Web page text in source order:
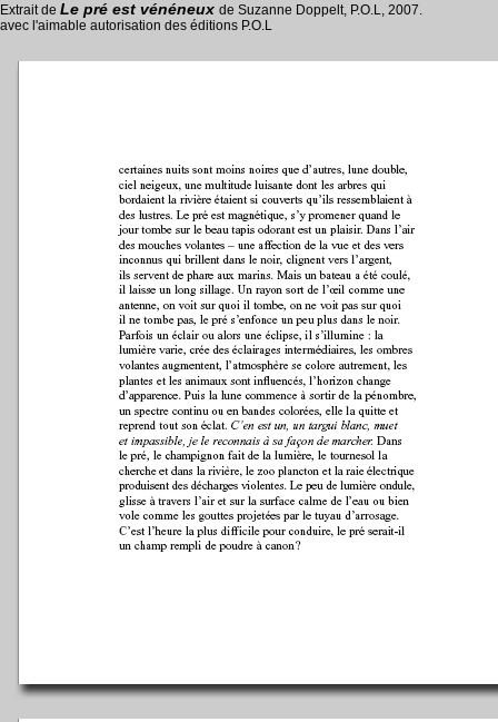
Extrait de Le pré est vénéneux de Suzanne Doppelt, P.O.L, 2007.
avec l'aimable autorisation des éditions P.O.L